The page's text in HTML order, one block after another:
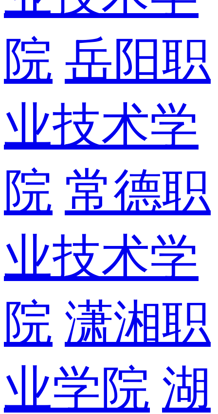
院 岳阳职
业技术学
院 常德职
业技术学
院 潇湘职
业学院 湖